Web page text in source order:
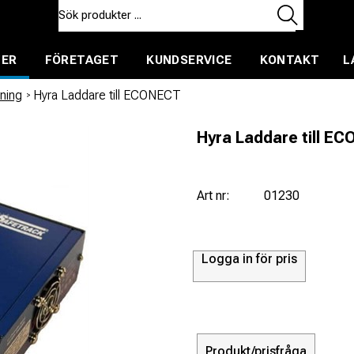
FÖRETAGET KUNDSERVICE KONTAKT
/ Hyra Laddare till ECONECT
Hyra Laddare till
Art nr: 01230
Logga in för pris